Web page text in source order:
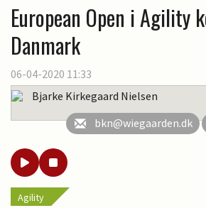
European Open i Agility
Danmark
06-04-2020 11:33
Bjarke Kirkegaard Nielsen
bkn@wiegaarden.dk
Agility